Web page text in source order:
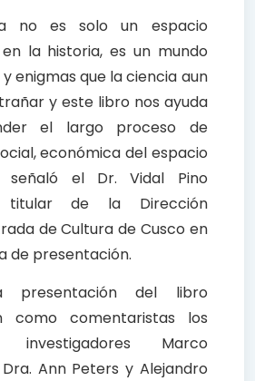
no es solo un espacio
la historia, es un mundo
enigmas que la ciencia aun
y este libro nos ayuda
el largo proceso de
económica del espacio
señaló el Dr. Vidal Pino
titular de la Dirección
de Cultura de Cusco en
de presentación.
presentación del libro
como comentaristas los
investigadores Marco
Ann Peters y Alejandro